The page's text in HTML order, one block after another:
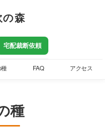
の森
宅配裁断依頼
FAQ アクセス
種